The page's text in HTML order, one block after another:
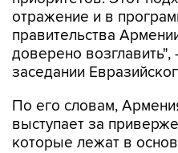
отражение и в
правительства
доверено
заседании
По его словам,
выступает за
которые лежат в